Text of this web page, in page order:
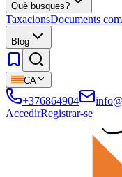
Què busques?
TaxacionsDocuments
Blog
CA
+376864904
AccedirRegistrar-se